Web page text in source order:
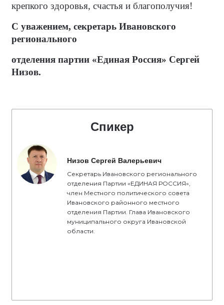
крепкого здоровья, счастья и благополучия!
С уважением, секретарь Ивановского
регионального
отделения партии «Единая Россия» Сергей
Низов.
Спикер
Низов Сергей Валерьевич
Секретарь Ивановского регионального
отделения Партии «ЕДИНАЯ РОССИЯ»,
член Местного политического совета
Ивановского районного местного
отделения Партии. Глава Ивановского
муниципального округа Ивановской
области.